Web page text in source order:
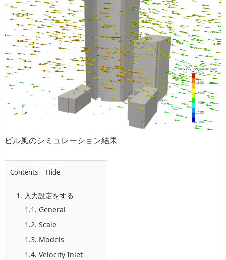
ビル風のシミュレーション結果
Contents
1. 入力設定をする
1.1. General
1.2. Scale
1.3. Models
1.4. Velocity Inlet